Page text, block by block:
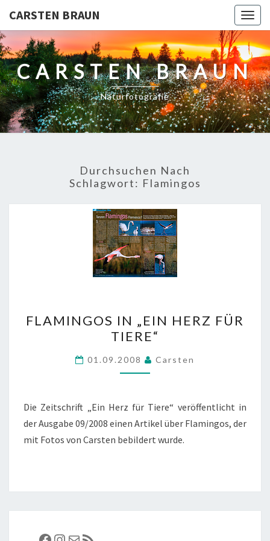
CARSTEN BRAUN
CARSTEN BRAUN
Naturfotografie
Durchsuchen Nach
Schlagwort: Flamingos
IN
„EIN
HERZ
FÜR
FLAMINGOS IN „EIN HERZ FÜR
TIERE“
01.09.2008 Carsten
Die Zeitschrift „Ein Herz für Tiere“ veröffentlicht in
der Ausgabe 09/2008 einen Artikel über Flamingos, der
mit Fotos von Carsten bebildert wurde.